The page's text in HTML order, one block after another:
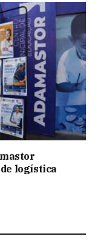
logística